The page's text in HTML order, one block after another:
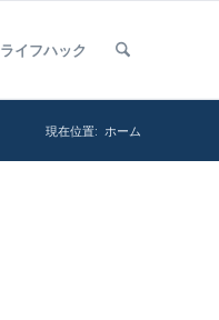
ライフハック
現在位置: ホーム